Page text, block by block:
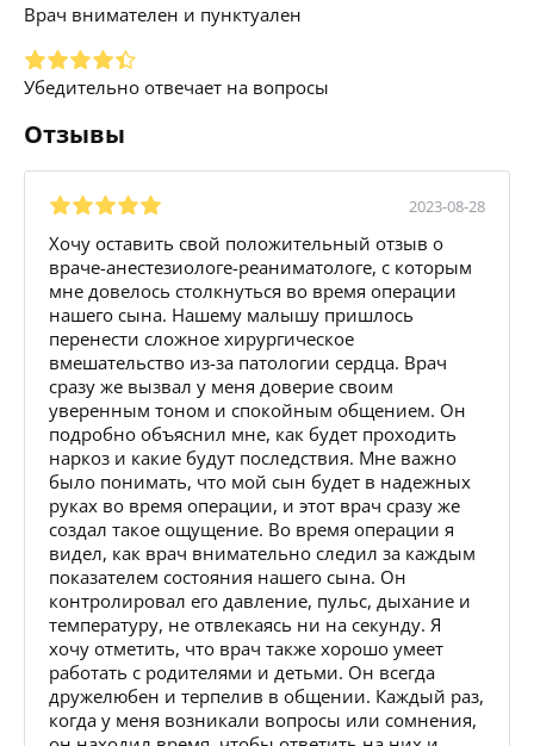
Врач внимателен и пунктуален
Убедительно отвечает на вопросы
Отзывы
2023-08-28
Хочу оставить свой положительный отзыв о
враче-анестезиологе-реаниматологе, с которым
мне довелось столкнуться во время операции
нашего сына. Нашему малышу пришлось
перенести сложное хирургическое
вмешательство из-за патологии сердца. Врач
сразу же вызвал у меня доверие своим
уверенным тоном и спокойным общением. Он
подробно объяснил мне, как будет проходить
наркоз и какие будут последствия. Мне важно
было понимать, что мой сын будет в надежных
руках во время операции, и этот врач сразу же
создал такое ощущение. Во время операции я
видел, как врач внимательно следил за каждым
показателем состояния нашего сына. Он
контролировал его давление, пульс, дыхание и
температуру, не отвлекаясь ни на секунду. Я
хочу отметить, что врач также хорошо умеет
работать с родителями и детьми. Он всегда
дружелюбен и терпелив в общении. Каждый раз,
когда у меня возникали вопросы или сомнения,